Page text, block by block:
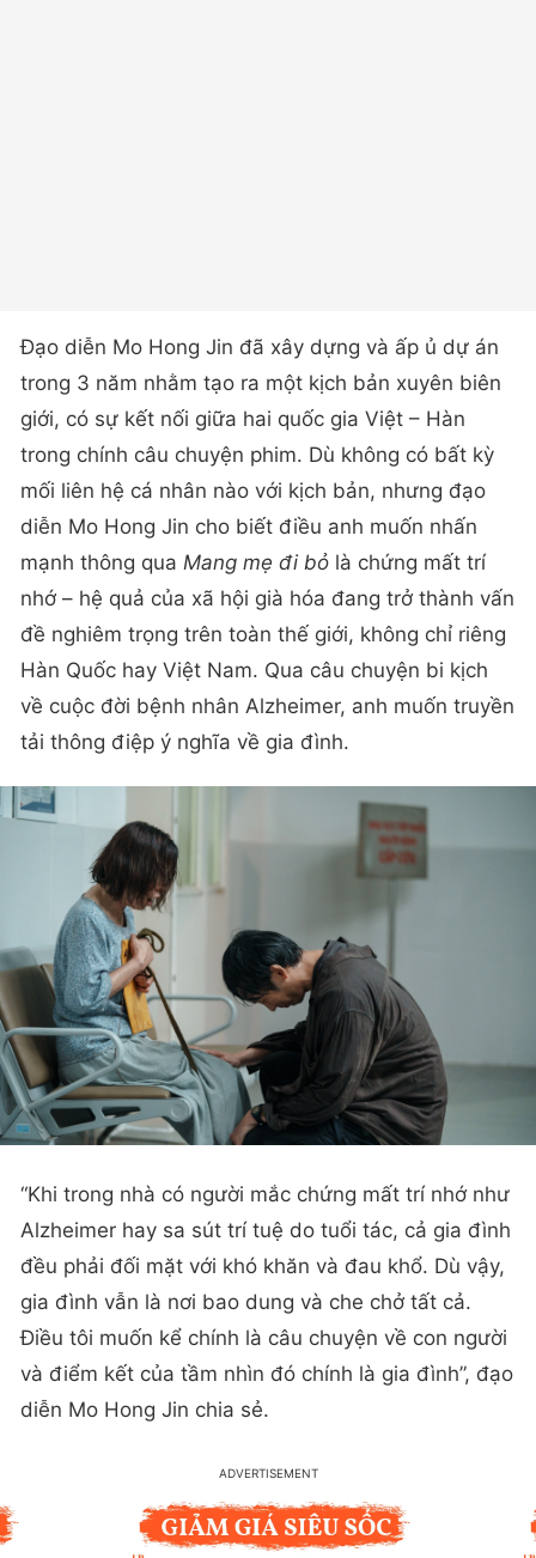
Đạo diễn Mo Hong Jin đã xây dựng và ấp ủ dự án
trong 3 năm nhằm tạo ra một kịch bản xuyên biên
giới, có sự kết nối giữa hai quốc gia Việt – Hàn
trong chính câu chuyện phim. Dù không có bất kỳ
mối liên hệ cá nhân nào với kịch bản, nhưng đạo
diễn Mo Hong Jin cho biết điều anh muốn nhấn
mạnh thông qua Mang mẹ đi bỏ là chứng mất trí
nhớ – hệ quả của xã hội già hóa đang trở thành vấn
đề nghiêm trọng trên toàn thế giới, không chỉ riêng
Hàn Quốc hay Việt Nam. Qua câu chuyện bi kịch
về cuộc đời bệnh nhân Alzheimer, anh muốn truyền
tải thông điệp ý nghĩa về gia đình.
“Khi trong nhà có người mắc chứng mất trí nhớ như
Alzheimer hay sa sút trí tuệ do tuổi tác, cả gia đình
đều phải đối mặt với khó khăn và đau khổ. Dù vậy,
gia đình vẫn là nơi bao dung và che chở tất cả.
Điều tôi muốn kể chính là câu chuyện về con người
và điểm kết của tầm nhìn đó chính là gia đình”, đạo
diễn Mo Hong Jin chia sẻ.